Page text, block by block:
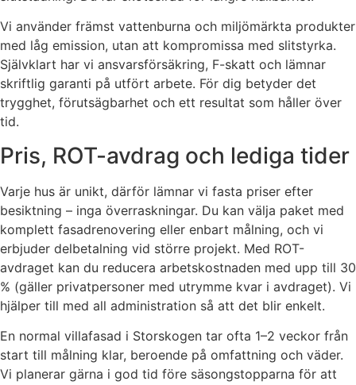
Vi använder främst vattenburna och miljömärkta produkter
med låg emission, utan att kompromissa med slitstyrka.
Självklart har vi ansvarsförsäkring, F-skatt och lämnar
skriftlig garanti på utfört arbete. För dig betyder det
trygghet, förutsägbarhet och ett resultat som håller över
tid.
Pris, ROT-avdrag och lediga tider
Varje hus är unikt, därför lämnar vi fasta priser efter
besiktning – inga överraskningar. Du kan välja paket med
komplett fasadrenovering eller enbart målning, och vi
erbjuder delbetalning vid större projekt. Med ROT-
avdraget kan du reducera arbetskostnaden med upp till 30
% (gäller privatpersoner med utrymme kvar i avdraget). Vi
hjälper till med all administration så att det blir enkelt.
En normal villafasad i Storskogen tar ofta 1–2 veckor från
start till målning klar, beroende på omfattning och väder.
Vi planerar gärna i god tid före säsongstopparna för att